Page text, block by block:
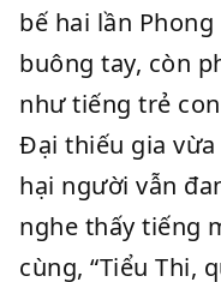
bế hai lần
buông tay, còn
như tiếng trẻ
Đại thiếu gia
hại người vẫn
nghe thấy tiếng
cùng, “Tiểu Thi,